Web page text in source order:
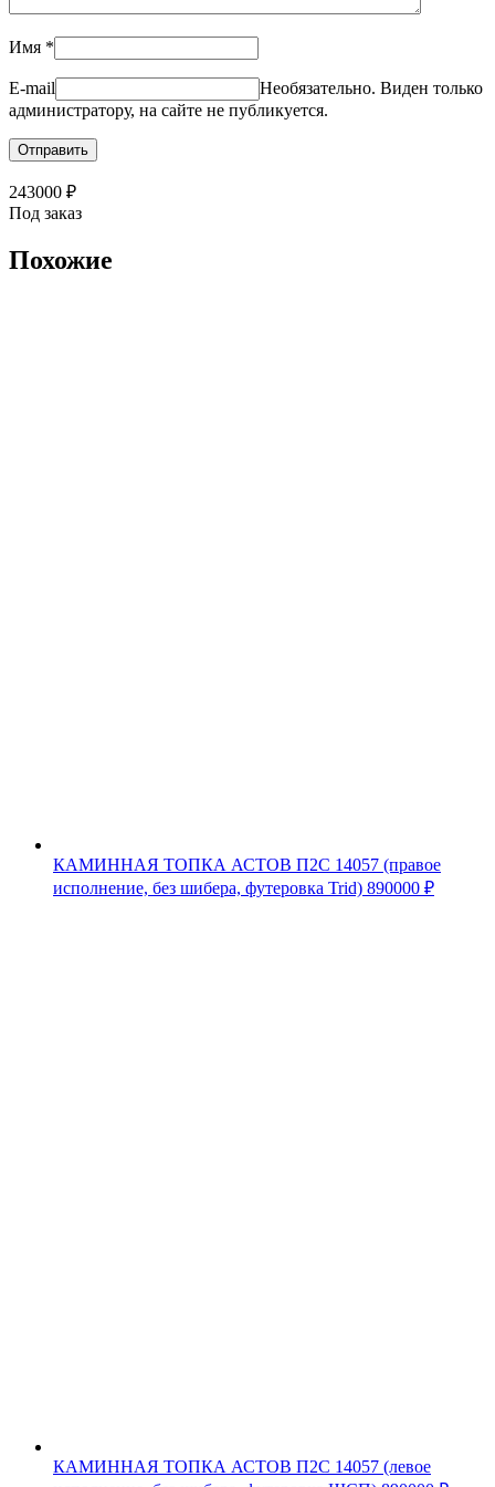
Имя *
E-mail
Необязательно. Виден только
администратору, на сайте не публикуется.
243000 ₽
Под заказ
Похожие
КАМИННАЯ ТОПКА АСТОВ П2С 14057 (правое
исполнение, без шибера, футеровка Trid) 890000 ₽
КАМИННАЯ ТОПКА АСТОВ П2С 14057 (левое